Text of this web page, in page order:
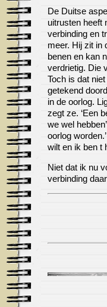
De Duitse
uitrusten heeft
verbinding en
meer. Hij zit in
benen en kan
verdrietig. Die
Toch is dat
getekend
in de oorlog.
zegt ze. ‘Een
we wel
oorlog
wilt en ik ben t
Niet dat ik nu
verbinding